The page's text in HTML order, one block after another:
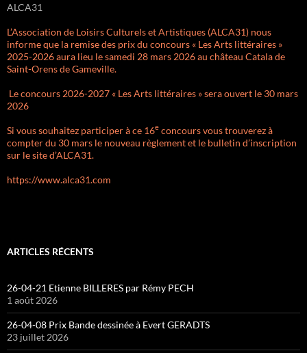
ALCA31
L’Association de Loisirs Culturels et Artistiques (ALCA31) nous
informe que la remise des prix du concours « Les Arts littéraires »
2025-2026 aura lieu le samedi 28 mars 2026 au château Catala de
Saint-Orens de Gameville.
Le concours 2026-2027 « Les Arts littéraires » sera ouvert le 30 mars
2026
Si vous souhaitez participer à ce 16e concours vous trouverez à
compter du 30 mars le nouveau règlement et le bulletin d’inscription
sur le site d’ALCA31.
https://www.alca31.com
ARTICLES RÉCENTS
26-04-21 Etienne BILLERES par Rémy PECH
1 août 2026
26-04-08 Prix Bande dessinée à Evert GERADTS
23 juillet 2026